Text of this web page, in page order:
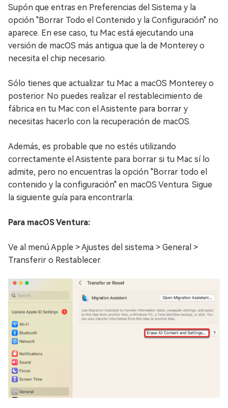
Supón que entras en Preferencias del Sistema y la
opción "Borrar Todo el Contenido y la Configuración" no
aparece. En ese caso, tu Mac está ejecutando una
versión de macOS más antigua que la de Monterey o
necesita el chip necesario.
Sólo tienes que actualizar tu Mac a macOS Monterey o
posterior. No puedes realizar el restablecimiento de
fábrica en tu Mac con el Asistente para borrar y
necesitas hacerlo con la recuperación de macOS.
Además, es probable que no estés utilizando
correctamente el Asistente para borrar si tu Mac sí lo
admite, pero no encuentras la opción "Borrar todo el
contenido y la configuración" en macOS Ventura. Sigue
la siguiente guía para encontrarla:
Para macOS Ventura:
Ve al menú Apple > Ajustes del sistema > General >
Transferir o Restablecer.